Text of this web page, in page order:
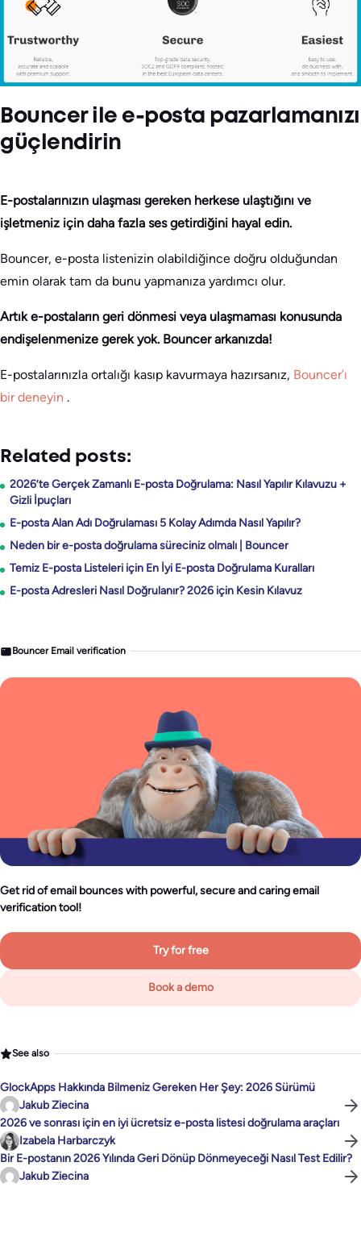
Bouncer ile e-posta pazarlamanızı
güçlendirin
E-postalarınızın ulaşması gereken herkese ulaştığını ve
işletmeniz için daha fazla ses getirdiğini hayal edin.
Bouncer, e-posta listenizin olabildiğince doğru olduğundan
emin olarak tam da bunu yapmanıza yardımcı olur.
Artık e-postaların geri dönmesi veya ulaşmaması konusunda
endişelenmenize gerek yok. Bouncer arkanızda!
E-postalarınızla ortalığı kasıp kavurmaya hazırsanız, Bouncer’ı
bir deneyin .
Related posts:
2026’te Gerçek Zamanlı E-posta Doğrulama: Nasıl Yapılır Kılavuzu +
Gizli İpuçları
E-posta Alan Adı Doğrulaması 5 Kolay Adımda Nasıl Yapılır?
Neden bir e-posta doğrulama süreciniz olmalı | Bouncer
Temiz E-posta Listeleri için En İyi E-posta Doğrulama Kuralları
E-posta Adresleri Nasıl Doğrulanır? 2026 için Kesin Kılavuz
Bouncer Email verification
Get rid of email bounces with powerful, secure and caring email
verification tool!
Try for free
Book a demo
See also
GlockApps Hakkında Bilmeniz Gereken Her Şey: 2026 Sürümü
Jakub Ziecina
2026 ve sonrası için en iyi ücretsiz e-posta listesi doğrulama araçları
Izabela Harbarczyk
Bir E-postanın 2026 Yılında Geri Dönüp Dönmeyeceği Nasıl Test Edilir?
Jakub Ziecina